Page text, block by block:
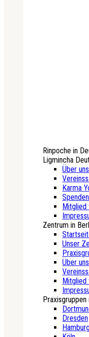
Rinpoche in
Ligmincha
Über uns
Karma
Spenden
Zentrum in
Unser
Über uns
Praxisgruppen
Dresden